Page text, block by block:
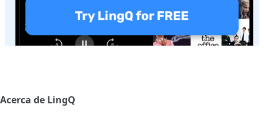
Acerca de LingQ